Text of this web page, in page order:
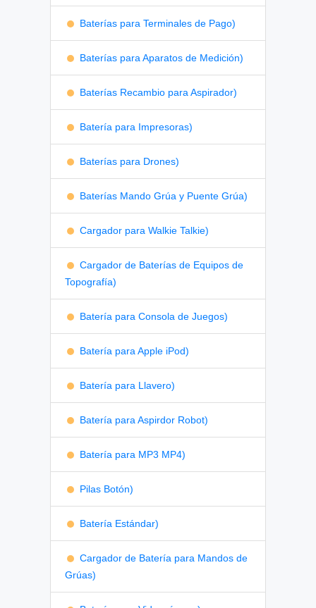
Baterías para Terminales de Pago)
Baterías para Aparatos de Medición)
Baterías Recambio para Aspirador)
Batería para Impresoras)
Baterías para Drones)
Baterías Mando Grúa y Puente Grúa)
Cargador para Walkie Talkie)
Cargador de Baterías de Equipos de
Topografía)
Batería para Consola de Juegos)
Batería para Apple iPod)
Batería para Llavero)
Batería para Aspirdor Robot)
Batería para MP3 MP4)
Pilas Botón)
Batería Estándar)
Cargador de Batería para Mandos de
Grúas)